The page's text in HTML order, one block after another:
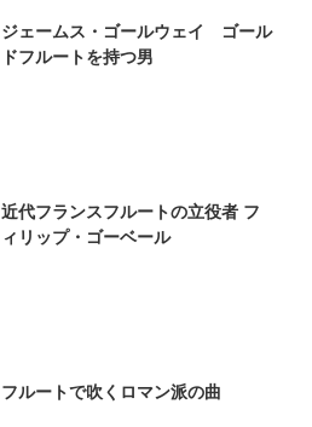
ジェームス・ゴールウェイ ゴール
ドフルートを持つ男
近代フランスフルートの立役者 フ
ィリップ・ゴーベール
フルートで吹くロマン派の曲